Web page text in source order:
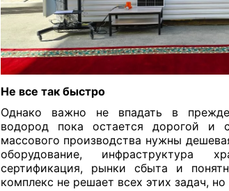
Не все так быстро
Однако важно не впадать в
водород пока остается дорогой и
массового производства нужны
оборудование, инфраструктура
сертификация, рынки сбыта и
комплекс не решает всех этих задач,